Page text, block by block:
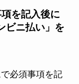
を記入後に
ビニ払い」を
必須事項を記